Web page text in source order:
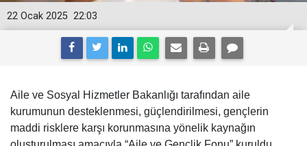
22:03
22 Ocak 2025
Aile ve Sosyal Hizmetler Bakanlığı tarafından aile
kurumunun desteklenmesi, güçlendirilmesi, gençlerin
maddi risklere karşı korunmasına yönelik kaynağın